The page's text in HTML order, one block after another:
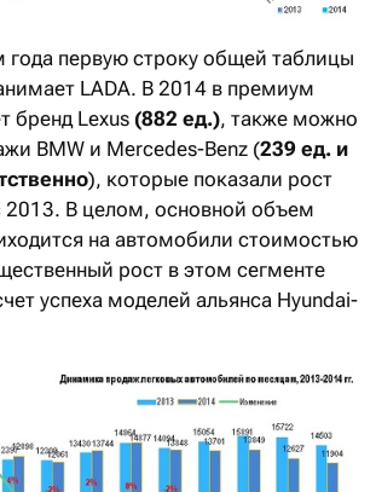
года первую строку общей таблицы
LADA. В 2014 в премиум
бренд Lexus (882 ед.), также можно
BMW и Mercedes-Benz (239 ед. и
), которые показали рост
2013. В целом, основной объем
на автомобили стоимостью
рост в этом сегменте
успеха моделей альянса Hyundai-